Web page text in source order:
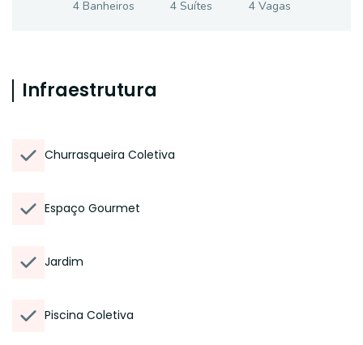
4Banheiros 4 Suítes 4Vagas
Infraestrutura
Churrasqueira Coletiva
Espaço Gourmet
Jardim
Piscina Coletiva